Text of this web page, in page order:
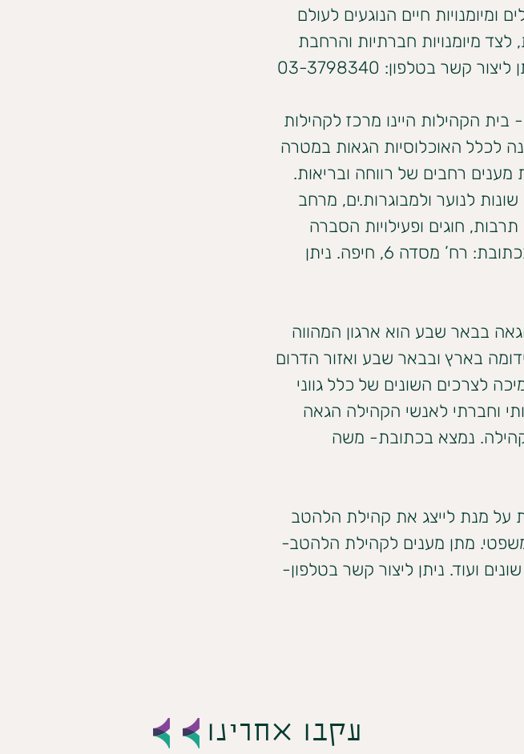
ומיומנויות חיים הנוגעים לעולם
מיומנויות חברתיות והרחבת
בטלפון: 03-3798340
בית הקהילות היינו מרכז לקהילות
לכלל האוכלוסיות הגאות במטרה
רחבים של רווחה ובריאות.
לנוער ולמבוגרות.ים, מרחב
חוגים ופעילויות הסברה
והעשרה שונות. בית הקהילות נמצא בכתובת: רח’ מסדה 6, חיפה. ניתן
בבאר שבע הוא ארגון המהווה
בארץ ובבאר שבע ואזור הדרום
לצרכים השונים של כלל גווני
וחברתי לאנשי הקהילה הגאה
נמצא בכתובת- משה
על מנת לייצג את קהילת הלהטב
מתן מענים לקהילת הלהטב-
ועוד. ניתן ליצור קשר בטלפון-
עקבו אחרינו